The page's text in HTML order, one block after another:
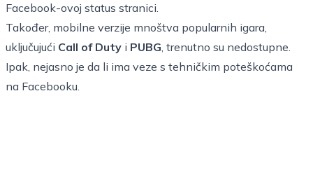
Facebook-ovoj status stranici.
Također, mobilne verzije mnoštva popularnih igara,
uključujući Call of Duty i PUBG, trenutno su nedostupne.
Ipak, nejasno je da li ima veze s tehničkim poteškoćama
na Facebooku.